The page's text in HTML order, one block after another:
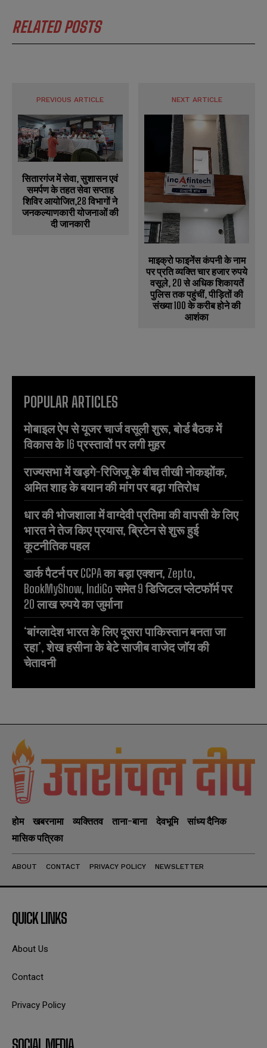
RELATED POSTS
PREVIOUS ARTICLE
सितारगंज में सेवा, सुशासन एवं
समर्पण के तहत सेवा सप्ताह
शिविर आयोजित,28 विभागों ने
जनकल्याणकारी योजनाओं की
दी जानकारी
NEXT ARTICLE
माइक्रो फाइनेंस कंपनी के नाम
पर प्रति व्यक्ति चार हजार रुपये
वसूले, 20 से अधिक शिकायतें
पुलिस तक पहुंचीं, पीड़ितों की
संख्या 100 के करीब होने की
आशंका
POPULAR ARTICLES
मोबाइल ऐप से यूजर चार्ज वसूली शुरू, बोर्ड बैठक में
विकास के 16 प्रस्तावों पर लगी मुहर
राज्यसभा में खड़गे-रिजिजू के बीच तीखी नोकझोंक,
अमित शाह के बयान की मांग पर बढ़ा गतिरोध
धार की भोजशाला में वाग्देवी प्रतिमा की वापसी के लिए
भारत ने तेज किए प्रयास, ब्रिटेन से शुरू हुई
कूटनीतिक पहल
डार्क पैटर्न पर CCPA का बड़ा एक्शन, Zepto,
BookMyShow, IndiGo समेत 9 डिजिटल प्लेटफॉर्म पर
20 लाख रुपये का जुर्माना
‘बांग्लादेश भारत के लिए दूसरा पाकिस्तान बनता जा
रहा’, शेख हसीना के बेटे साजीब वाजेद जॉय की
चेतावनी
होम खबरनामा व्यक्तितव ताना-बाना देवभूमि
सांध्य दैनिक
मासिक पत्रिका
ABOUT CONTACT PRIVACY POLICY NEWSLETTER
QUICK LINKS
About Us
Contact
Privacy Policy